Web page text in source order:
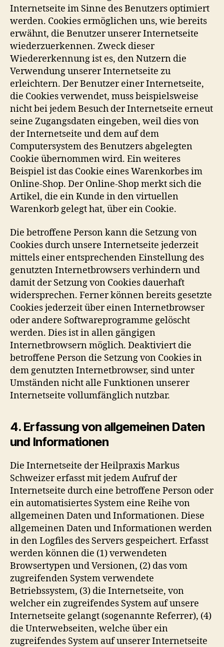
Internetseite im Sinne des Benutzers optimiert
werden. Cookies ermöglichen uns, wie bereits
erwähnt, die Benutzer unserer Internetseite
wiederzuerkennen. Zweck dieser
Wiedererkennung ist es, den Nutzern die
Verwendung unserer Internetseite zu
erleichtern. Der Benutzer einer Internetseite,
die Cookies verwendet, muss beispielsweise
nicht bei jedem Besuch der Internetseite erneut
seine Zugangsdaten eingeben, weil dies von
der Internetseite und dem auf dem
Computersystem des Benutzers abgelegten
Cookie übernommen wird. Ein weiteres
Beispiel ist das Cookie eines Warenkorbes im
Online-Shop. Der Online-Shop merkt sich die
Artikel, die ein Kunde in den virtuellen
Warenkorb gelegt hat, über ein Cookie.
Die betroffene Person kann die Setzung von
Cookies durch unsere Internetseite jederzeit
mittels einer entsprechenden Einstellung des
genutzten Internetbrowsers verhindern und
damit der Setzung von Cookies dauerhaft
widersprechen. Ferner können bereits gesetzte
Cookies jederzeit über einen Internetbrowser
oder andere Softwareprogramme gelöscht
werden. Dies ist in allen gängigen
Internetbrowsern möglich. Deaktiviert die
betroffene Person die Setzung von Cookies in
dem genutzten Internetbrowser, sind unter
Umständen nicht alle Funktionen unserer
Internetseite vollumfänglich nutzbar.
4. Erfassung von allgemeinen Daten
und Informationen
Die Internetseite der Heilpraxis Markus
Schweizer erfasst mit jedem Aufruf der
Internetseite durch eine betroffene Person oder
ein automatisiertes System eine Reihe von
allgemeinen Daten und Informationen. Diese
allgemeinen Daten und Informationen werden
in den Logfiles des Servers gespeichert. Erfasst
werden können die (1) verwendeten
Browsertypen und Versionen, (2) das vom
zugreifenden System verwendete
Betriebssystem, (3) die Internetseite, von
welcher ein zugreifendes System auf unsere
Internetseite gelangt (sogenannte Referrer), (4)
die Unterwebseiten, welche über ein
zugreifendes System auf unserer Internetseite